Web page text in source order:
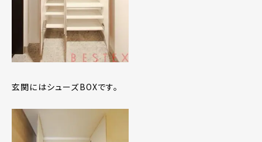
玄関にはシューズBOXです。